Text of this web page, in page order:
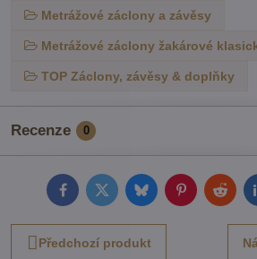
Metrážové záclony a závěsy
Metrážové záclony žakárové
TOP Záclony, závěsy & doplňky
Recenze 0
FacebookTwitterBlueskyPinterestReddit
Předchozí produkt